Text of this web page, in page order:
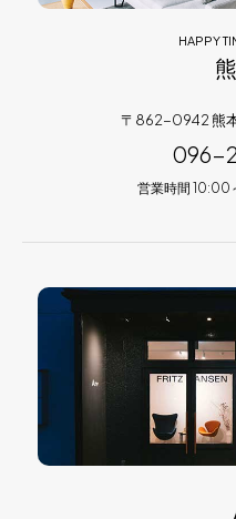
HAPPY
〒862-0942 熊
096-
営業時間 10:00